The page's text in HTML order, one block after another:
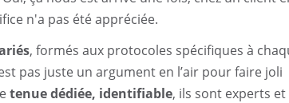
n'a pas été appréciée.
, formés aux protocoles spécifiques à
pas juste un argument en l’air pour faire joli
tenue dédiée, identifiable, ils sont experts et